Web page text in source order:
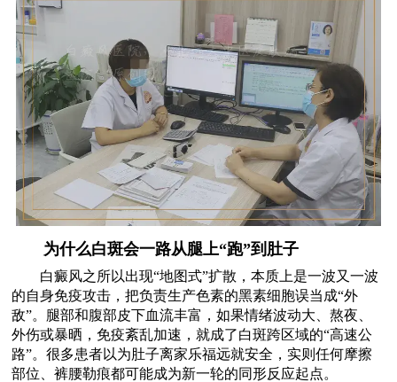
为什么白斑会一路从腿上“跑”到肚子
白癜风之所以出现“地图式”扩散，本质上是一波又一波
的自身免疫攻击，把负责生产色素的黑素细胞误当成“外
敌”。腿部和腹部皮下血流丰富，如果情绪波动大、熬夜、
外伤或暴晒，免疫紊乱加速，就成了白斑跨区域的“高速公
路”。很多患者以为肚子离家乐福远就安全，实则任何摩擦
部位、裤腰勒痕都可能成为新一轮的同形反应起点。